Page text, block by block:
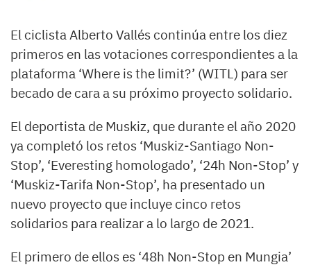
El ciclista Alberto Vallés continúa entre los diez
primeros en las votaciones correspondientes a la
plataforma ‘Where is the limit?’ (WITL) para ser
becado de cara a su próximo proyecto solidario.
El deportista de Muskiz, que durante el año 2020
ya completó los retos ‘Muskiz-Santiago Non-
Stop’, ‘Everesting homologado’, ‘24h Non-Stop’ y
‘Muskiz-Tarifa Non-Stop’, ha presentado un
nuevo proyecto que incluye cinco retos
solidarios para realizar a lo largo de 2021.
El primero de ellos es ‘48h Non-Stop en Mungia’